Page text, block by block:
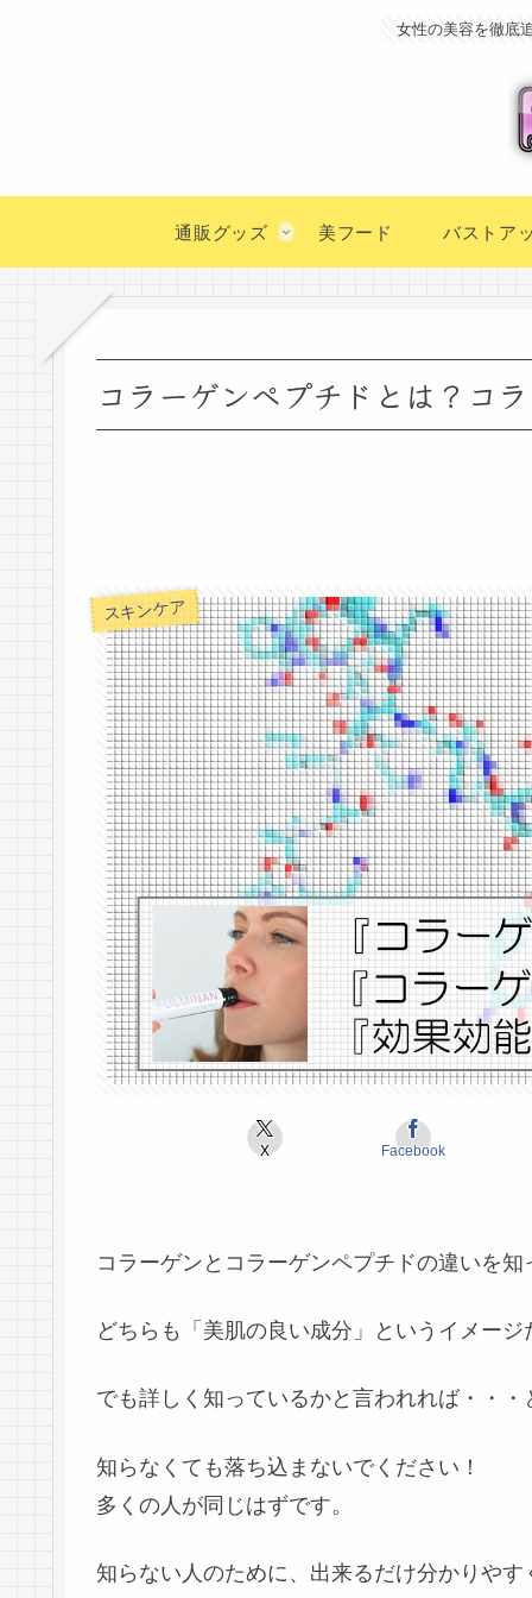
女性の美容を徹底
通販グッズ 美フード バストア
コラーゲンペプチドとは？コ
スキンケア
X Facebook
コラーゲンとコラーゲンペプチドの違いを知
どちらも「美肌の良い成分」というイメー
でも詳しく知っているかと言われれば・・
知らなくても落ち込まないでください！
多くの人が同じはずです。
知らない人のために、出来るだけ分かりや